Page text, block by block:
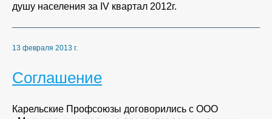
душу населения за IV квартал 2012г.
13 февраля 2013 г.
Соглашение
Карельские Профсоюзы договорились с ООО